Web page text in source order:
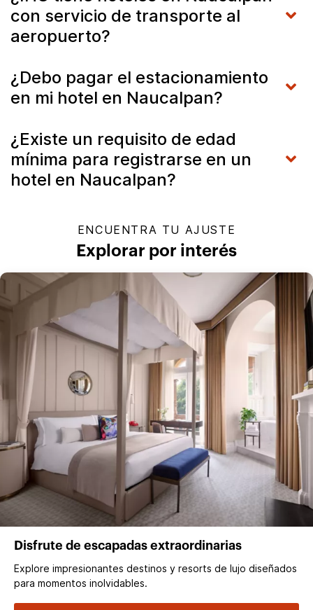
con servicio de transporte al
aeropuerto?
¿Debo pagar el estacionamiento
en mi hotel en Naucalpan?
¿Existe un requisito de edad
mínima para registrarse en un
hotel en Naucalpan?
ENCUENTRA TU AJUSTE
Explorar por interés
Disfrute de escapadas extraordinarias
Explore impresionantes destinos y resorts de lujo diseñados
para momentos inolvidables.